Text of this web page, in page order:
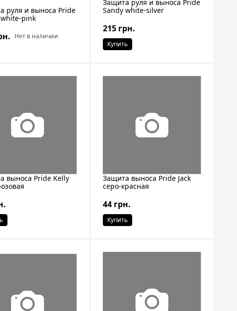
руля и выноса Pride
pink
Нет в наличии
Защита руля и выноса Pride
Sandy white-silver
215 грн.
Купить
выноса Pride Kelly
Защита выноса Pride Jack
серо-красная
44 грн.
Купить